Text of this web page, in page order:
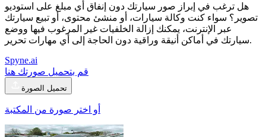
هل ترغب في إبراز صور سيارتك دون إنفاق أي مبلغ على استوديو
تصوير؟ سواء كنت وكالة سيارات، أو منشئ محتوى، أو تبيع سيارتك
عبر الإنترنت، يمكنك إزالة الخلفيات غير المرغوب فيها ووضع
سيارتك في أماكن أنيقة وراقية دون الحاجة إلى أي مهارات تحرير.
Spyne.ai
قم بتحميل صورتك هنا
تحميل الصورة
أو اختر صورة من المكتبة